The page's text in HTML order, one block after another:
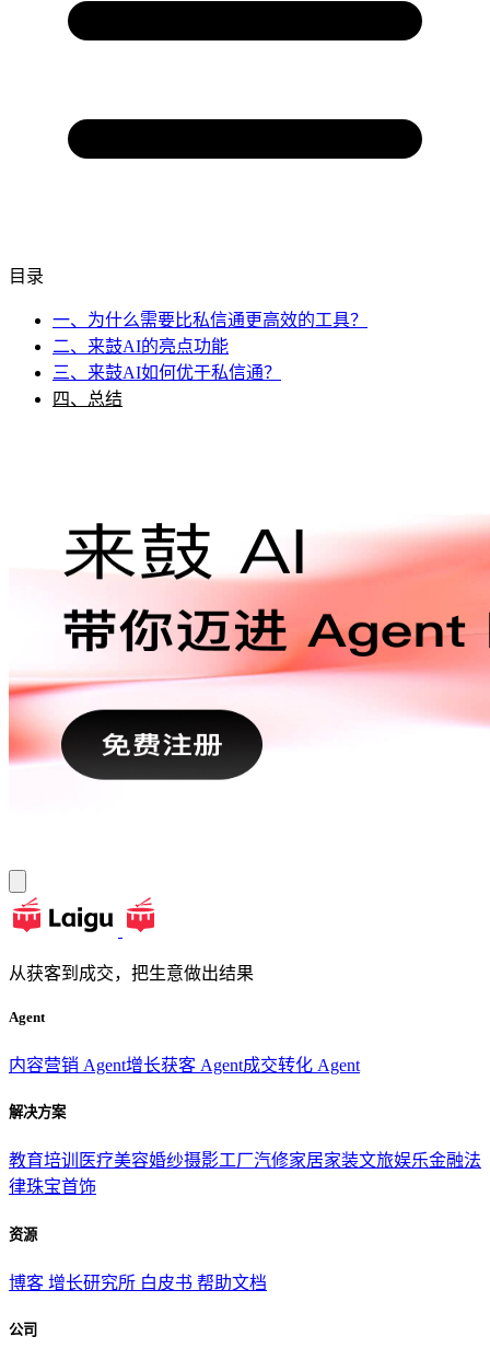
目录
一、为什么需要比私信通更高效的工具？
二、来鼓AI的亮点功能
三、来鼓AI如何优于私信通？
四、总结
从获客到成交，把生意做出结果
Agent
内容营销 Agent增长获客 Agent成交转化 Agent
解决方案
教育培训 医疗美容婚纱摄影工厂汽修家居家装文旅娱乐金融法
律珠宝首饰
资源
博客 增长研究所 白皮书 帮助文档
公司